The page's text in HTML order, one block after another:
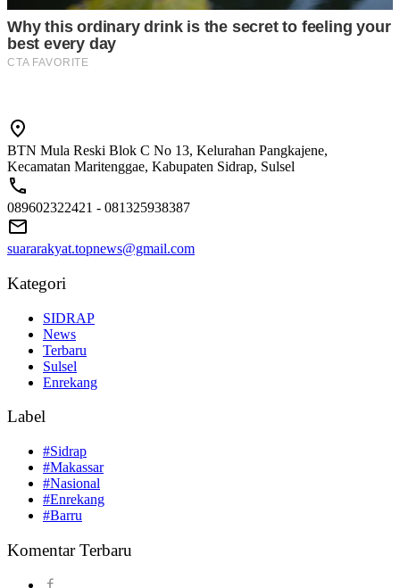
BTN Mula Reski Blok C No 13, Kelurahan Pangkajene,
Kecamatan Maritenggae, Kabupaten Sidrap, Sulsel
089602322421 - 081325938387
suararakyat.topnews@gmail.com
Kategori
SIDRAP
News
Terbaru
Sulsel
Enrekang
Label
#Sidrap
#Makassar
#Nasional
#Enrekang
#Barru
Komentar Terbaru